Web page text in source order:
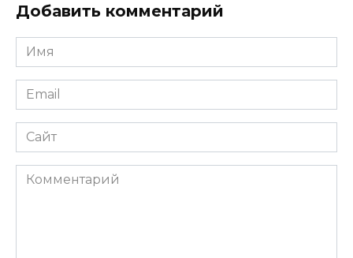
Добавить комментарий
Имя
Email
Сайт
Комментарий